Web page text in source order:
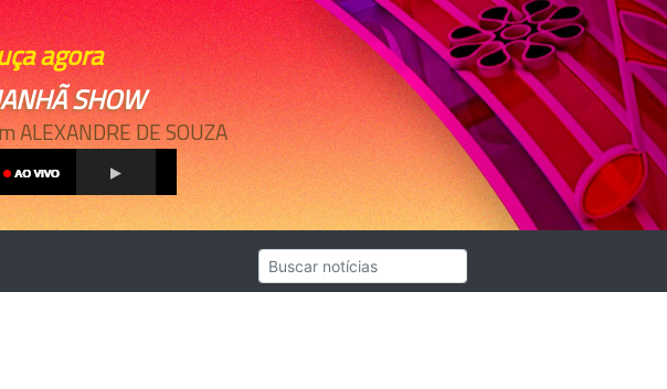
agora
SHOW
ALEXANDRE DE SOUZA